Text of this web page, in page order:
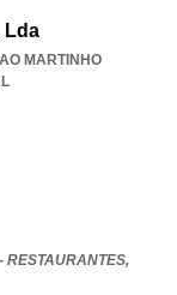
Lda
MARTINHO
RESTAURANTES,